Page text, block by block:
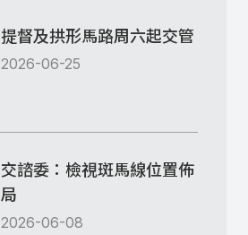
提督及拱形馬路周六起交管
2026-06-25
交諮委：檢視斑馬線位置佈
局
2026-06-08